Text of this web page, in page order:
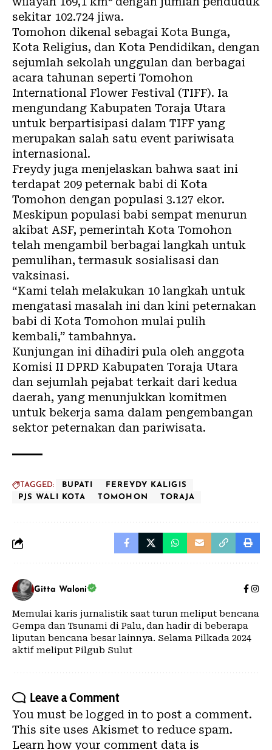
sekitar 102.724 jiwa.
Tomohon dikenal sebagai Kota Bunga,
Kota Religius, dan Kota Pendidikan, dengan
sejumlah sekolah unggulan dan berbagai
acara tahunan seperti Tomohon
International Flower Festival (TIFF). Ia
mengundang Kabupaten Toraja Utara
untuk berpartisipasi dalam TIFF yang
merupakan salah satu event pariwisata
internasional.
Freydy juga menjelaskan bahwa saat ini
terdapat 209 peternak babi di Kota
Tomohon dengan populasi 3.127 ekor.
Meskipun populasi babi sempat menurun
akibat ASF, pemerintah Kota Tomohon
telah mengambil berbagai langkah untuk
pemulihan, termasuk sosialisasi dan
vaksinasi.
“Kami telah melakukan 10 langkah untuk
mengatasi masalah ini dan kini peternakan
babi di Kota Tomohon mulai pulih
kembali,” tambahnya.
Kunjungan ini dihadiri pula oleh anggota
Komisi II DPRD Kabupaten Toraja Utara
dan sejumlah pejabat terkait dari kedua
daerah, yang menunjukkan komitmen
untuk bekerja sama dalam pengembangan
sektor peternakan dan pariwisata.
TAGGED: BUPATI
FEREYDY KALIGIS
PJS WALI KOTA
TOMOHON TORAJA
Gitta Waloni
Memulai karis jurnalistik saat turun meliput bencana
Gempa dan Tsunami di Palu, dan hadir di beberapa
liputan bencana besar lainnya. Selama Pilkada 2024
aktif meliput Pilgub Sulut
Leave a Comment
You must be logged in to post a comment.
This site uses Akismet to reduce spam.
Learn how your comment data is